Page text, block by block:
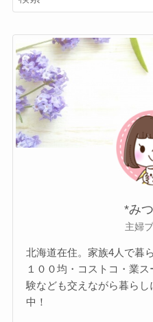
*み
主婦
北海道在住。家族4人で暮
１００均・コストコ・業
験なども交えながら暮ら
中！